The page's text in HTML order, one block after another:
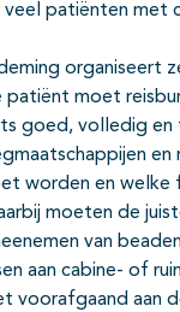
patiënten met
organiseert
moet
goed, volledig en
worden en
moeten de
van
aan cabine- of
voorafgaand aan